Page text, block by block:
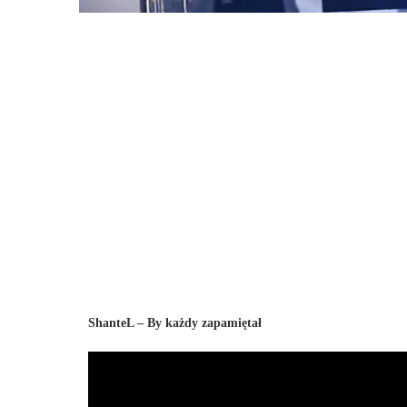
ShanteL – By każdy zapamiętał